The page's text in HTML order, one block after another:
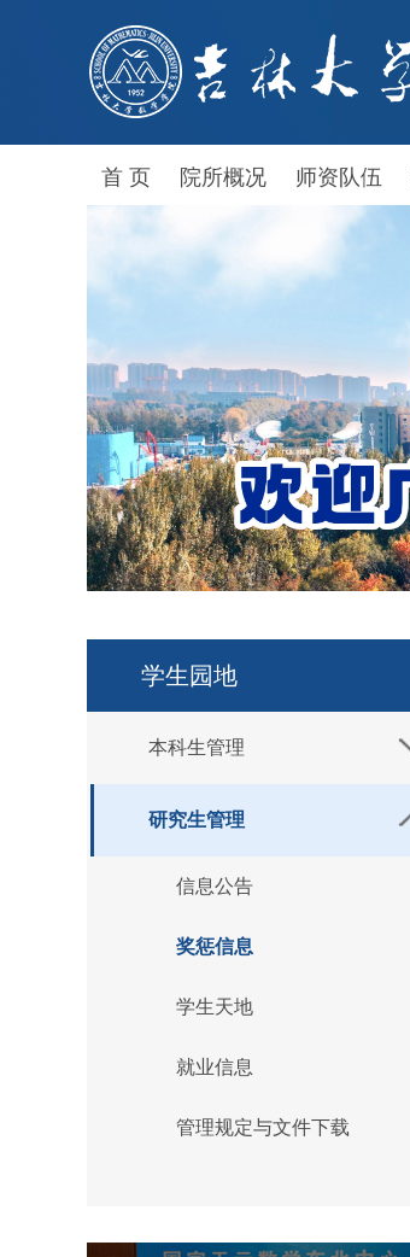
首 页 院所概况 师资队伍
学生园地
本科生管理
研究生管理
信息公告
奖惩信息
学生天地
就业信息
管理规定与文件下载